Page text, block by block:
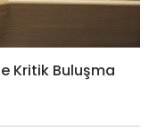
Kritik Buluşma